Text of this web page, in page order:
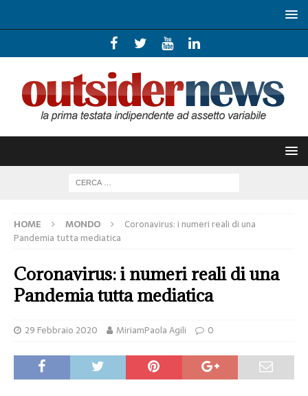
HOME MONDO
Coronavirus: i numeri reali di una
Pandemia tutta mediatica
Coronavirus: i numeri reali di una
Pandemia tutta mediatica
29 Febbraio 2020 MiriamPaola Agili 0